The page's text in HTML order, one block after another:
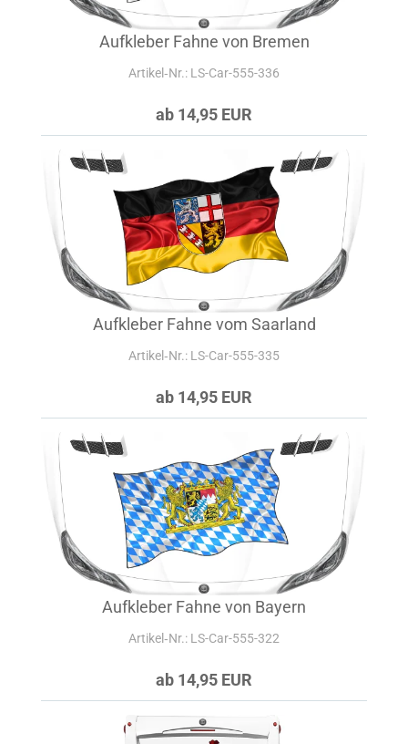
Aufkleber Fahne von Bremen
Artikel‑Nr.: LS-Car-555-336
ab 14,95 EUR
Aufkleber Fahne vom Saarland
Artikel‑Nr.: LS-Car-555-335
ab 14,95 EUR
Aufkleber Fahne von Bayern
Artikel‑Nr.: LS-Car-555-322
ab 14,95 EUR